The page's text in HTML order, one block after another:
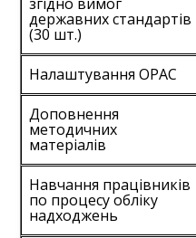
державних стандартів
(30 шт.)
Налаштування OPAC
Доповнення
методичних
матеріалів
Навчання працівників
по процесу обліку
надходжень